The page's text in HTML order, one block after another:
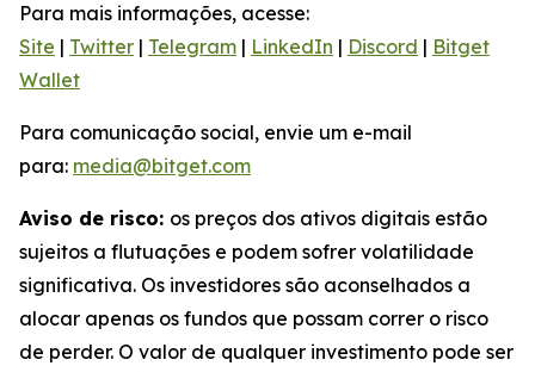
Para mais informações, acesse:
Site | Twitter | Telegram | LinkedIn | Discord | Bitget
Wallet
Para comunicação social, envie um e-mail
para: media@bitget.com
Aviso de risco: os preços dos ativos digitais estão
sujeitos a flutuações e podem sofrer volatilidade
significativa. Os investidores são aconselhados a
alocar apenas os fundos que possam correr o risco
de perder. O valor de qualquer investimento pode ser